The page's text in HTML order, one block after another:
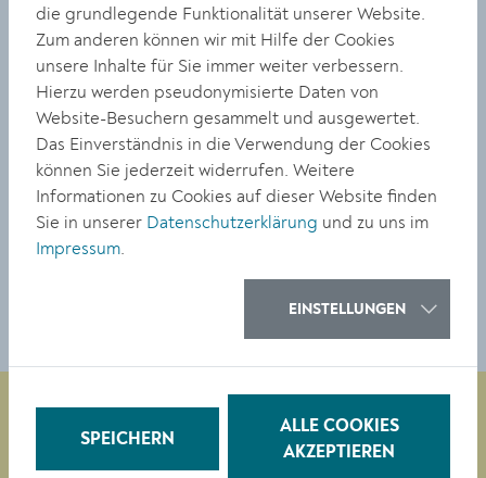
Größe:
5760 x 3840 Px
5.39 MB
© Stadt Krems
Magistrat der Stadt Krems
die grundlegende Funktionalität unserer Website.
Zum anderen können wir mit Hilfe der Cookies
unsere Inhalte für Sie immer weiter verbessern.
Hierzu werden pseudonymisierte Daten von
Website-Besuchern gesammelt und ausgewertet.
Das Einverständnis in die Verwendung der Cookies
können Sie jederzeit widerrufen. Weitere
Informationen zu Cookies auf dieser Website finden
Sie in unserer Datenschutzerklärung und zu uns im
Impressum.
EINSTELLUNGEN
SPEICHERN
ALLE COOKIES
AKZEPTIEREN